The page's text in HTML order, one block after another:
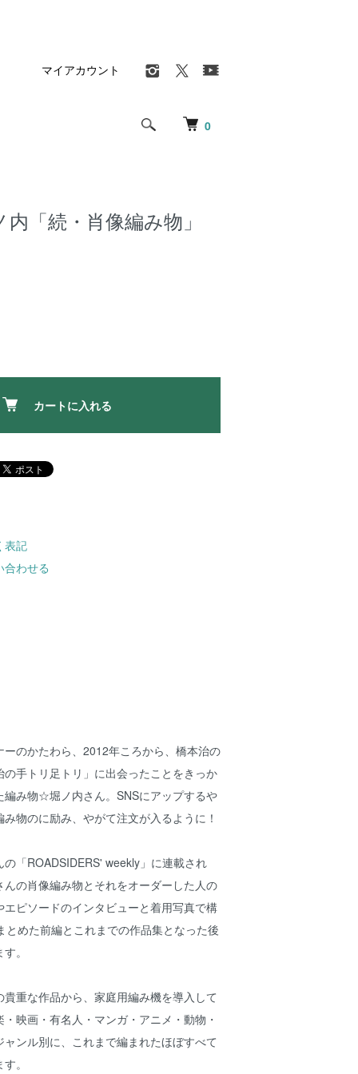
0
マイアカウント
「続・肖像編み物」
カートに入れる
表記
合わせる
ーのかたわら、2012年ころから、橋本治の
の手トリ足トリ」に出会ったことをきっか
編み物☆堀ノ内さん。SNSにアップするや
物のに励み、やがて注文が入るように！
「ROADSIDERS' weekly」に連載され
の肖像編み物とそれをオーダーした人の
エピソードのインタビューと着用写真で構
とめた前編とこれまでの作品集となった後
。
重な作品から、家庭用編み機を導入して
映画・有名人・マンガ・アニメ・動物・
ンル別に、これまで編まれたほぼすべて
。